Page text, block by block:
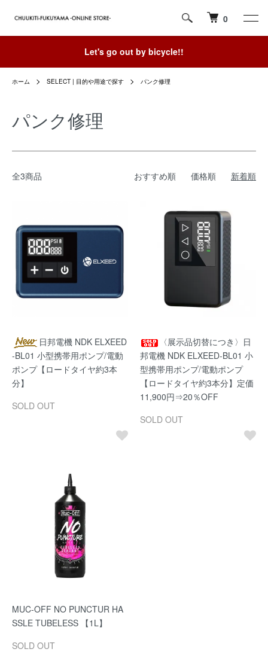
0
Let's go out by bicycle!!
ホーム SELECT | 目的や用途で探す パンク修理
パンク修理
全3商品 おすすめ順 価格順 新着順
日邦電機 NDK ELXEED
-BL01 小型携帯用ポンプ/電動
ポンプ【ロードタイヤ約3本
分】
SOLD OUT
〈展示品切替につき〉日
邦電機 NDK ELXEED-BL01 小
型携帯用ポンプ/電動ポンプ
【ロードタイヤ約3本分】定価
11,900円⇒20％OFF
SOLD OUT
MUC-OFF NO PUNCTUR HA
SSLE TUBELESS 【1L】
SOLD OUT